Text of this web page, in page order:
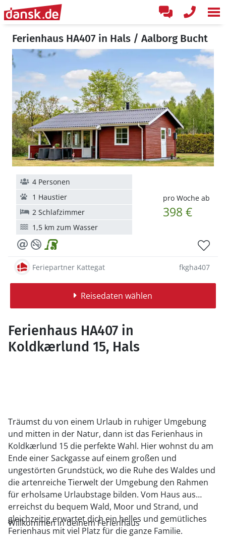
Ferienhaus HA407 in Hals / Aalborg Bucht
pro Woche ab
398 €
4 Personen
1 Haustier
2 Schlafzimmer
1,5 km zum Wasser
Feriepartner Kattegat fkgha407
Reisedaten wählen
Ferienhaus HA407 in
Koldkærlund 15, Hals
Träumst du von einem Urlaub in ruhiger Umgebung
und mitten in der Natur, dann ist das Ferienhaus in
Koldkærlund 15 die perfekte Wahl. Hier wohnst du am
Ende einer Sackgasse auf einem großen und
ungestörten Grundstück, wo die Ruhe des Waldes und
die artenreiche Tierwelt der Umgebung den Rahmen
für erholsame Urlaubstage bilden. Vom Haus aus
erreichst du bequem Wald, Moor und Strand, und
gleichzeitig erwartet dich ein helles und gemütliches
Ferienhaus mit viel Platz für die ganze Familie.
Willkommen in deinem Ferienhaus